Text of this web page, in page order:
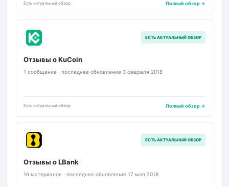
Есть актуальный обзор Полный обзор →
K ЕСТЬ АКТУАЛЬНЫЙ ОБЗОР
Отзывы о KuCoin
1 сообщение · последнее обновление 3 февраля 2018
Есть актуальный обзор Полный обзор →
L ЕСТЬ АКТУАЛЬНЫЙ ОБЗОР
Отзывы о LBank
16 материалов · последнее обновление 17 мая 2018